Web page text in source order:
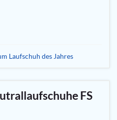
Laufschuh des Jahres
FS